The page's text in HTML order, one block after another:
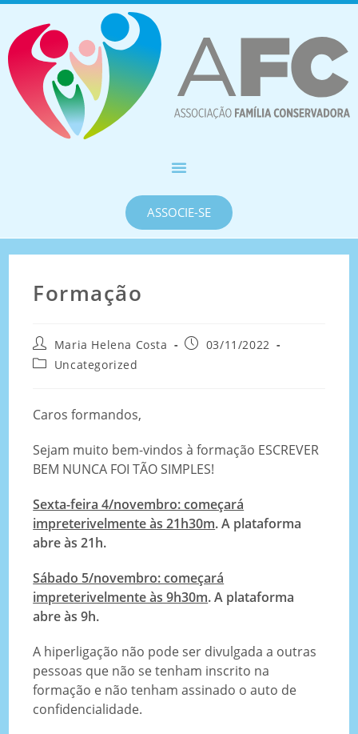
ASSOCIE-SE
Formação
Maria Helena Costa
03/11/2022
Uncategorized
Caros formandos,
Sejam muito bem-vindos à formação ESCREVER
BEM NUNCA FOI TÃO SIMPLES!
Sexta-feira 4/novembro: começará
impreterivelmente às 21h30m. A plataforma
abre às 21h.
Sábado 5/novembro: começará
impreterivelmente às 9h30m. A plataforma
abre às 9h.
A hiperligação não pode ser divulgada a outras
pessoas que não se tenham inscrito na
formação e não tenham assinado o auto de
confidencialidade.